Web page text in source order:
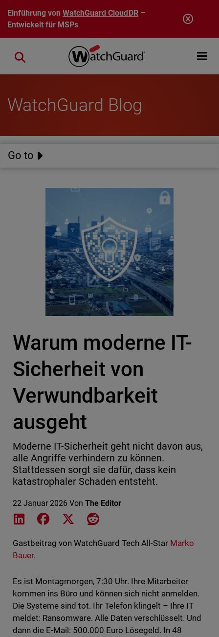
Direkt zum Inhalt
Einführung vonWatchGuard CloudDR–
Entwickelt für MSPs
Open
Close search
WatchGuard Blog
Go to
Warum moderne IT-
Sicherheit von
Verwundbarkeit
ausgeht
Moderne IT-Sicherheit geht nicht davon aus,
alle Angriffe verhindern zu können.
Stattdessen sorgt sie dafür, dass kein
katastrophaler Schaden entsteht.
22 Januar 2026 Von The Editor
Share on LinkedIn
Share on Facebook
Share on XShare on Reddit
Gastbeitrag von WatchGuard Tech All-Star Marko
Bauer.
Es ist Montagmorgen, 7:30 Uhr. Ihre Mitarbeiter
kommen ins Büro und können sich nicht anmelden.
Die Systeme sind tot. Ihr Telefon klingelt – Ihre IT
meldet: Ransomware. Alle Daten verschlüsselt. Und
dann die E-Mail: 500.000 Euro Lösegeld. In 48